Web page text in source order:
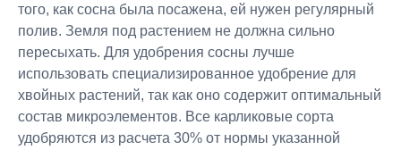
того, как сосна была посажена, ей нужен регулярный
полив. Земля под растением не должна сильно
пересыхать. Для удобрения сосны лучше
использовать специализированное удобрение для
хвойных растений, так как оно содержит оптимальный
состав микроэлементов. Все карликовые сорта
удобряются из расчета 30% от нормы указанной